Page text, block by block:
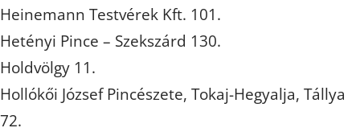
Heinemann Testvérek Kft. 101.
Hetényi Pince – Szekszárd 130.
Holdvölgy 11.
Hollókői József Pincészete, Tokaj-Hegyalja, Tállya
72.